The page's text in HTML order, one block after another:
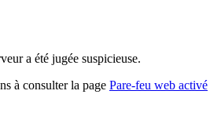
a été jugée suspicieuse.
à consulter la page Pare-feu web activé